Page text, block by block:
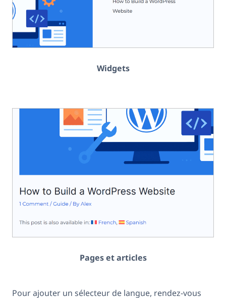
Widgets
Pages et articles
Pour ajouter un sélecteur de langue, rendez-vous